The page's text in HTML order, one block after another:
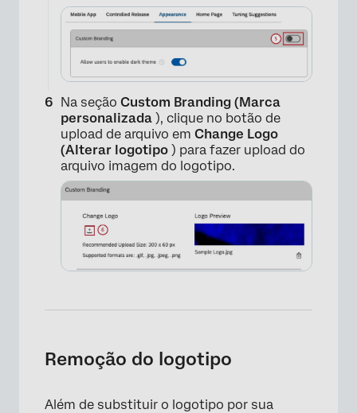
Na seção Custom Branding (Marca
personalizada ), clique no botão de
upload de arquivo em Change Logo
(Alterar logotipo ) para fazer upload do
arquivo imagem do logotipo.
Remoção do logotipo
Além de substituir o logotipo por sua